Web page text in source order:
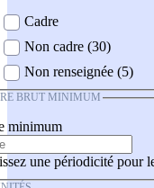
Cadre
Non cadre (30)
Non renseignée (5)
BRUT MINIMUM
minimum
une périodicité pour